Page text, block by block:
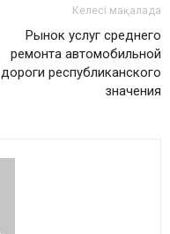
Келесі мақалада
Рынок услуг среднего
ремонта автомобильной
дороги республиканского
значения